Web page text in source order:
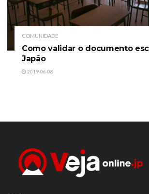
COMUNIDADE
Como validar o documento
Japão
2019-06-08